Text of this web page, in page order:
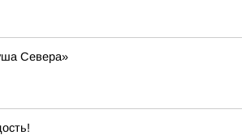
Севера»